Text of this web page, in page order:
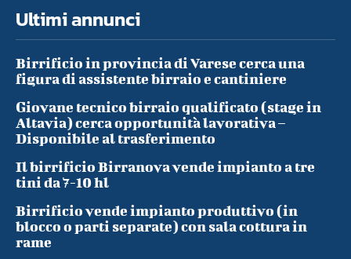
Ultimi annunci
Birrificio in provincia di Varese cerca una
figura di assistente birraio e cantiniere
Giovane tecnico birraio qualificato (stage in
Altavia) cerca opportunità lavorativa –
Disponibile al trasferimento
Il birrificio Birranova vende impianto a tre
tini da 7-10 hl
Birrificio vende impianto produttivo (in
blocco o parti separate) con sala cottura in
rame